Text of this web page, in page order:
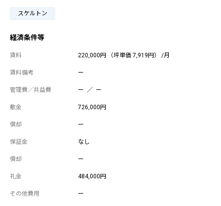
スケルトン
経済条件等
賃料 220,000円 （坪単価 7,919円） /月
賃料備考 ー
管理費／共益費 ー ／ ー
敷金 726,000円
償却 ー
保証金 なし
償却 ー
礼金 484,000円
その他費用 ー